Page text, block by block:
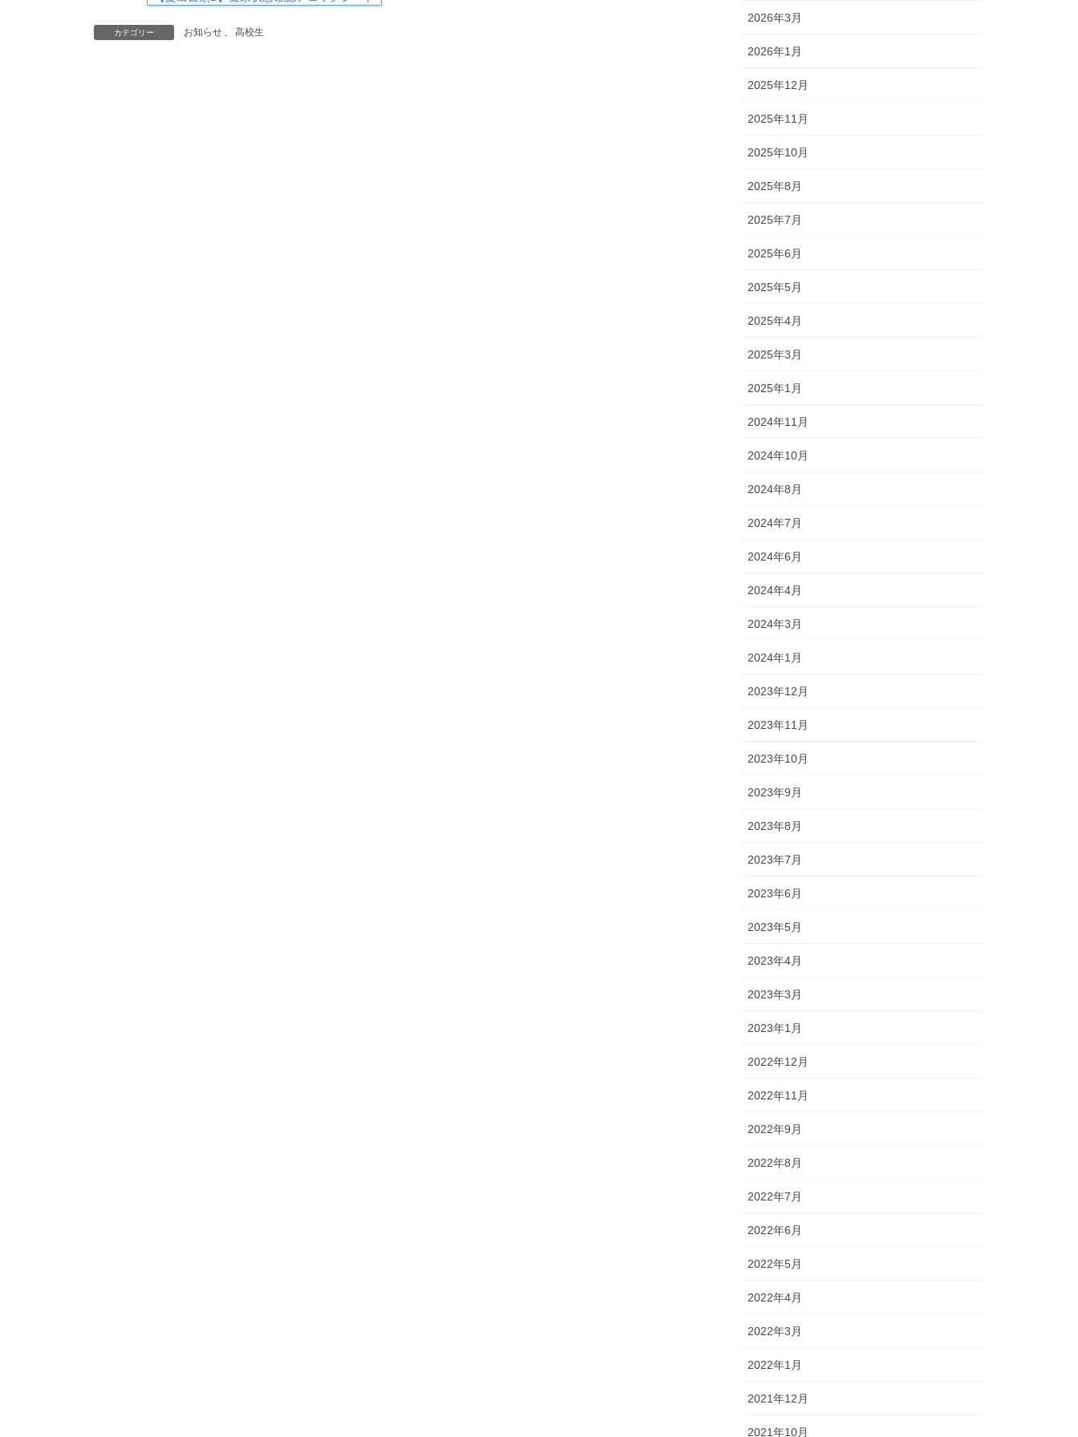
カテゴリー お知らせ 、 高校生
2026年3月
2026年1月
2025年12月
2025年11月
2025年10月
2025年8月
2025年7月
2025年6月
2025年5月
2025年4月
2025年3月
2025年1月
2024年11月
2024年10月
2024年8月
2024年7月
2024年6月
2024年4月
2024年3月
2024年1月
2023年12月
2023年11月
2023年10月
2023年9月
2023年8月
2023年7月
2023年6月
2023年5月
2023年4月
2023年3月
2023年1月
2022年12月
2022年11月
2022年9月
2022年8月
2022年7月
2022年6月
2022年5月
2022年4月
2022年3月
2022年1月
2021年12月
2021年10月